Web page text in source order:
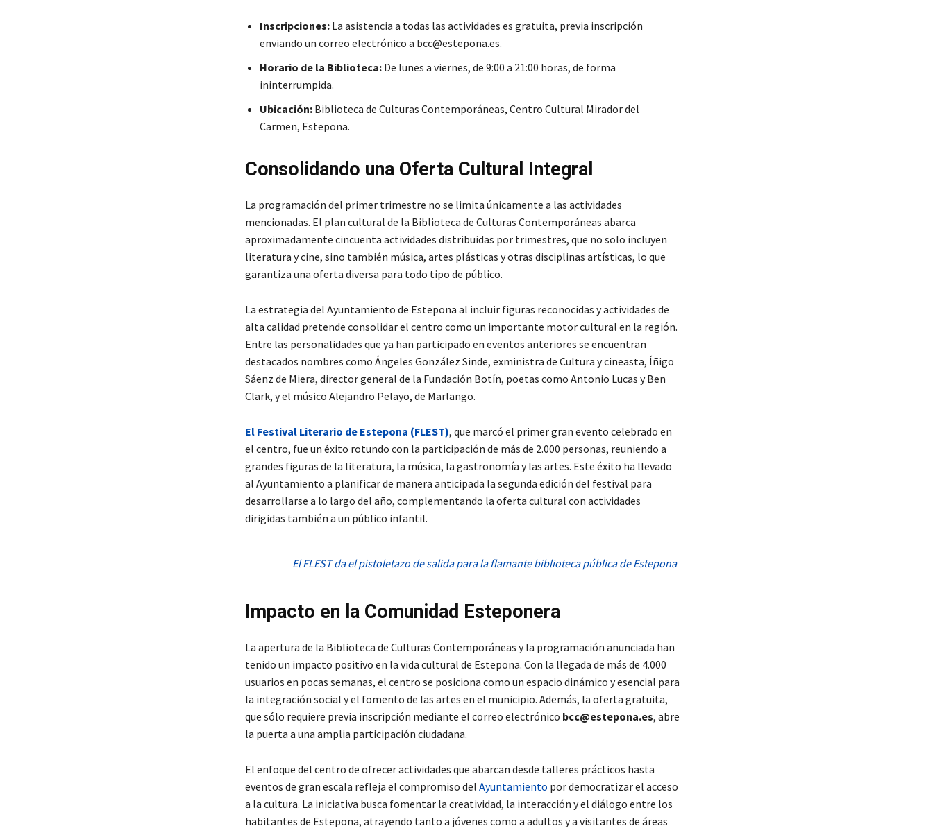
Inscripciones:La asistencia a todas las actividades es gratuita, previa inscripción
enviando un correo electrónico a bcc@estepona.es.
Horario de la Biblioteca:De lunes a viernes, de 9:00 a 21:00 horas, de forma
ininterrumpida.
Ubicación:Biblioteca de Culturas Contemporáneas, Centro Cultural Mirador del
Carmen, Estepona.
Consolidando una Oferta Cultural Integral
La programación del primer trimestre no se limita únicamente a las actividades
mencionadas. El plan cultural de la Biblioteca de Culturas Contemporáneas abarca
aproximadamente cincuenta actividades distribuidas por trimestres, que no solo incluyen
literatura y cine, sino también música, artes plásticas y otras disciplinas artísticas, lo que
garantiza una oferta diversa para todo tipo de público.
La estrategia del Ayuntamiento de Estepona al incluir figuras reconocidas y actividades de
alta calidad pretende consolidar el centro como un importante motor cultural en la región.
Entre las personalidades que ya han participado en eventos anteriores se encuentran
destacados nombres como Ángeles González Sinde, exministra de Cultura y cineasta, Íñigo
Sáenz de Miera, director general de la Fundación Botín, poetas como Antonio Lucas y Ben
Clark, y el músico Alejandro Pelayo, de Marlango.
El Festival Literario de Estepona (FLEST), que marcó el primer gran evento celebrado en
el centro, fue un éxito rotundo con la participación de más de 2.000 personas, reuniendo a
grandes figuras de la literatura, la música, la gastronomía y las artes. Este éxito ha llevado
al Ayuntamiento a planificar de manera anticipada la segunda edición del festival para
desarrollarse a lo largo del año, complementando la oferta cultural con actividades
dirigidas también a un público infantil.
El FLEST da el pistoletazo de salida para la flamante biblioteca pública de Estepona
Impacto en la Comunidad Esteponera
La apertura de la Biblioteca de Culturas Contemporáneas y la programación anunciada han
tenido un impacto positivo en la vida cultural de Estepona. Con la llegada de más de 4.000
usuarios en pocas semanas, el centro se posiciona como un espacio dinámico y esencial para
la integración social y el fomento de las artes en el municipio. Además, la oferta gratuita,
que sólo requiere previa inscripción mediante el correo electrónico bcc@estepona.es, abre
la puerta a una amplia participación ciudadana.
El enfoque del centro de ofrecer actividades que abarcan desde talleres prácticos hasta
eventos de gran escala refleja el compromiso del Ayuntamiento por democratizar el acceso
a la cultura. La iniciativa busca fomentar la creatividad, la interacción y el diálogo entre los
habitantes de Estepona, atrayendo tanto a jóvenes como a adultos y a visitantes de áreas